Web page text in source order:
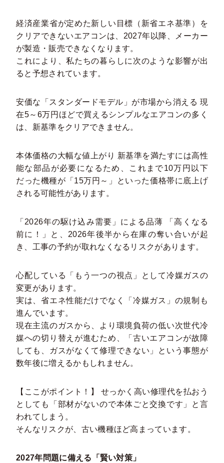
経済産業省が定めた新しい目標（新省エネ基準）を
クリアできないエアコンは、2027年以降、メーカー
が製造・販売できなくなります。
これにより、私たちの暮らしに次のような影響が出
ると予想されています。
安価な「スタンダードモデル」が市場から消える 現
在5～6万円ほどで買えるシンプルなエアコンの多く
は、新基準をクリアできません。
本体価格の大幅な値上がり 新基準を満たすには高性
能な部品が必要になるため、これまで10万円以下
だった機種が「15万円～」といった価格帯に底上げ
される可能性があります。
「2026年の駆け込み需要」による品薄 「高くなる
前に！」と、2026年後半から在庫の奪い合いが起
き、工事の予約が取れなくなるリスクがあります。
心配している「もう一つの視点」として冷媒ガスの
変更があります。
実は、省エネ性能だけでなく「冷媒ガス」の規制も
進んでいます。
現在主流のガスから、より環境負荷の低い次世代冷
媒への切り替えが進むため、「古いエアコンが故障
しても、ガスがなくて修理できない」という事態が
数年後に増えるかもしれません。
【ここがポイント！】
せっかく高い修理代を払おう
としても「部材がないので本体ごと交換です」と言
われてしまう。
そんなリスクが、古い機種ほど高まっています。
2027年問題に備える「賢い対策」